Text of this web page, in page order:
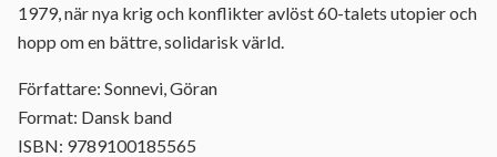
1979, när nya krig och konflikter avlöst 60-talets utopier och
hopp om en bättre, solidarisk värld.
Författare: Sonnevi, Göran
Format: Dansk band
ISBN: 9789100185565